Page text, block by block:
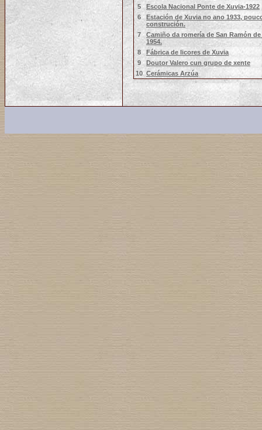
5
Escola Nacional Ponte de Xuvia-1922
6
Estación de Xuvia no ano 1933,
construción.
7
Camiño da romería de San Ramón
1954.
8
Fábrica de licores de Xuvia
9
Doutor Valero cun grupo de xente
10 Cerámicas Arzúa